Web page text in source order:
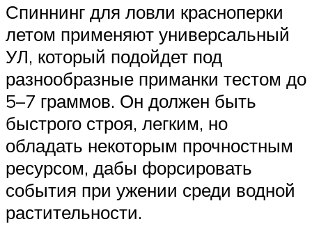
Спиннинг для ловли красноперки
летом применяют универсальный
УЛ, который подойдет под
разнообразные приманки тестом до
5–7 граммов. Он должен быть
быстрого строя, легким, но
обладать некоторым прочностным
ресурсом, дабы форсировать
события при ужении среди водной
растительности.